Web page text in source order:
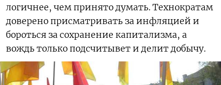
логичнее, чем принято думать. Технократам
доверено присматривать за инфляцией и
бороться за сохранение капитализма, а
вождь только подсчитывет и делит добычу.